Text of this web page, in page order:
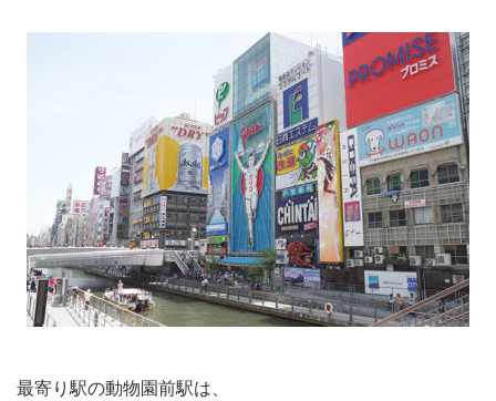
最寄り駅の動物園前駅は、